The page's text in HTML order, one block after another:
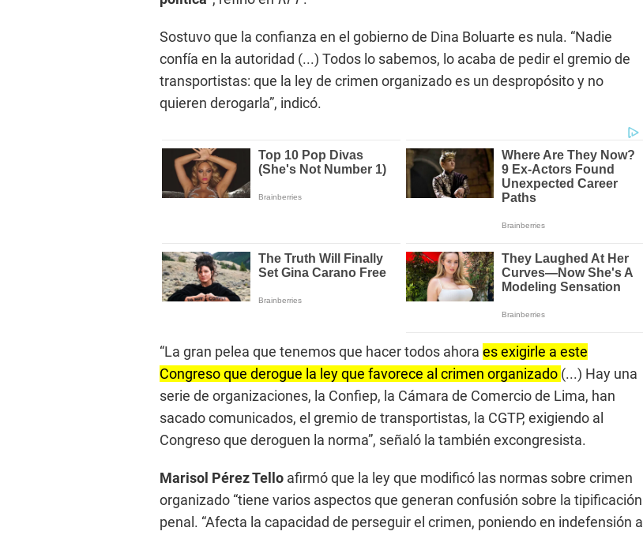
Sostuvo que la confianza en el gobierno de Dina Boluarte es nula. “Nadie
confía en la autoridad (...) Todos lo sabemos, lo acaba de pedir el gremio de
transportistas: que la ley de crimen organizado es un despropósito y no
quieren derogarla”, indicó.
“La gran pelea que tenemos que hacer todos ahora es exigirle a este
Congreso que derogue la ley que favorece al crimen organizado (...) Hay una
serie de organizaciones, la Confiep, la Cámara de Comercio de Lima, han
sacado comunicados, el gremio de transportistas, la CGTP, exigiendo al
Congreso que deroguen la norma”, señaló la también excongresista.
Marisol Pérez Tello afirmó que la ley que modificó las normas sobre crimen
organizado “tiene varios aspectos que generan confusión sobre la tipificación
penal. “Afecta la capacidad de perseguir el crimen, poniendo en indefensión a